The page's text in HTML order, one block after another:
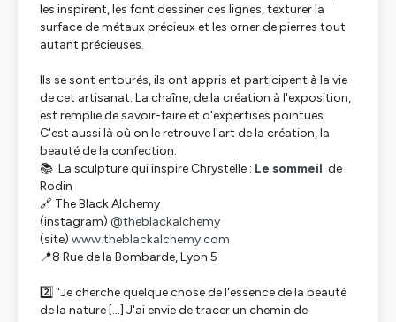
les inspirent, les font dessiner ces lignes, texturer la
surface de métaux précieux et les orner de pierres tout
autant précieuses.
Ils se sont entourés, ils ont appris et participent à la vie
de cet artisanat. La chaîne, de la création à l'exposition,
est remplie de savoir-faire et d'expertises pointues.
C'est aussi là où on le retrouve l'art de la création, la
beauté de la confection.
📚 La sculpture qui inspire Chrystelle : Le sommeil de
Rodin
🔗 The Black Alchemy
(instagram) @theblackalchemy
(site) www.theblackalchemy.com
📍8 Rue de la Bombarde, Lyon 5
2️⃣ "Je cherche quelque chose de l'essence de la beauté
de la nature [...] J'ai envie de tracer un chemin de